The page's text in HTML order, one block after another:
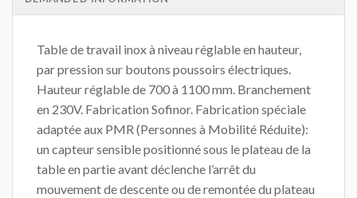
Table de travail inox à niveau réglable en hauteur,
par pression sur boutons poussoirs électriques.
Hauteur réglable de 700 à 1100 mm. Branchement
en 230V. Fabrication Sofinor. Fabrication spéciale
adaptée aux PMR (Personnes à Mobilité Réduite):
un capteur sensible positionné sous le plateau de la
table en partie avant déclenche l’arrêt du
mouvement de descente ou de remontée du plateau